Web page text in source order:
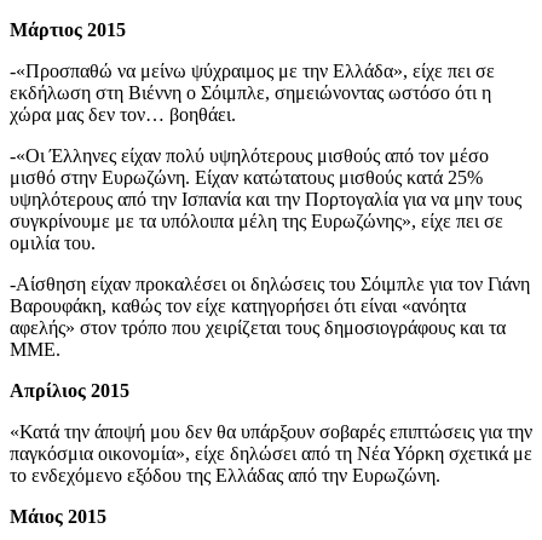
Μάρτιος 2015
-«Προσπαθώ να μείνω ψύχραιμος με την Ελλάδα», είχε πει σε
εκδήλωση στη Βιέννη ο Σόιμπλε, σημειώνοντας ωστόσο ότι η
χώρα μας δεν τον… βοηθάει.
-«Οι Έλληνες είχαν πολύ υψηλότερους μισθούς από τον μέσο
μισθό στην Ευρωζώνη. Είχαν κατώτατους μισθούς κατά 25%
υψηλότερους από την Ισπανία και την Πορτογαλία για να μην τους
συγκρίνουμε με τα υπόλοιπα μέλη της Ευρωζώνης», είχε πει σε
ομιλία του.
-Αίσθηση είχαν προκαλέσει οι δηλώσεις του Σόιμπλε για τον Γιάνη
Βαρουφάκη, καθώς τον είχε κατηγορήσει ότι είναι «ανόητα
αφελής» στον τρόπο που χειρίζεται τους δημοσιογράφους και τα
ΜΜΕ.
Απρίλιος 2015
«Κατά την άποψή μου δεν θα υπάρξουν σοβαρές επιπτώσεις για την
παγκόσμια οικονομία», είχε δηλώσει από τη Νέα Υόρκη σχετικά με
το ενδεχόμενο εξόδου της Ελλάδας από την Ευρωζώνη.
Μάιος 2015